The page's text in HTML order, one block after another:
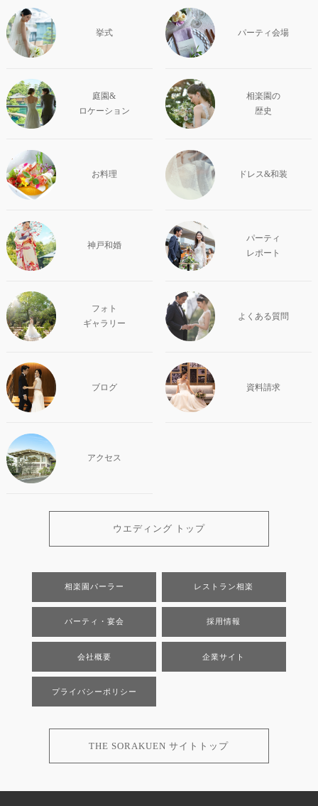
挙式 パーティ会場
庭園&
ロケーション
相楽園の
歴史
お料理 ドレス&和装
神戸和婚
パーティ
レポート
フォト
ギャラリー
よくある質問
ブログ 資料請求
アクセス
ウエディング トップ
相楽園パーラー レストラン相楽
パーティ・宴会 採用情報
会社概要 企業サイト
プライバシーポリシー
THE SORAKUEN サイトトップ